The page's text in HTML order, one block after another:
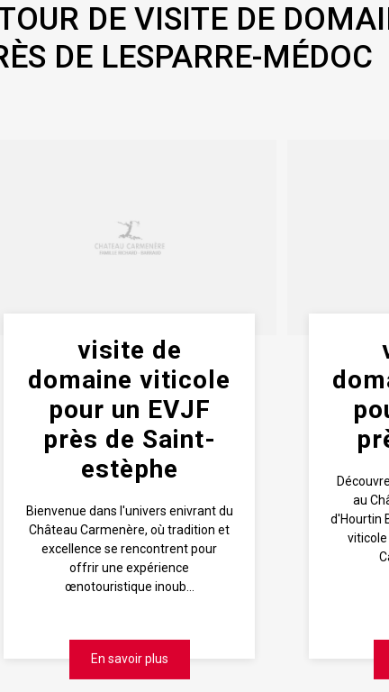
DE VISITE DE
DE LESPARRE-MÉDOC
visite de
domaine viticole
pour un EVJF
près de Saint-
estèphe
Bienvenue dans l'univers enivrant du
Château Carmenère, où tradition et
excellence se rencontrent pour
offrir une expérience
œnotouristique inoub...
En savoir plus
au
d'Hourtin